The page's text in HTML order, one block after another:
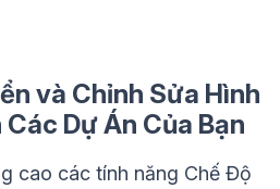
và Chỉnh Sửa Hình
Dự Án Của Bạn
cao các tính năng Chế Độ